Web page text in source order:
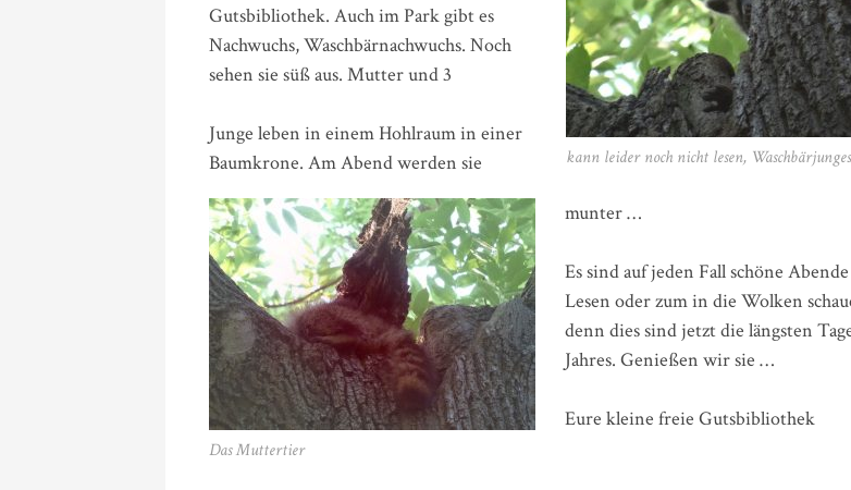
kann leider noch nicht lesen, Waschbärjunges
Gutsbibliothek. Auch im Park gibt es
Nachwuchs, Waschbärnachwuchs. Noch
sehen sie süß aus. Mutter und 3
Das Muttertier
Junge leben in einem Hohlraum in einer
Baumkrone. Am Abend werden sie
munter …
Es sind auf jeden Fall schöne
Lesen oder zum in die Wolken
denn dies sind jetzt die längsten
Jahres. Genießen wir sie …
Eure kleine freie Gutsbibliothek